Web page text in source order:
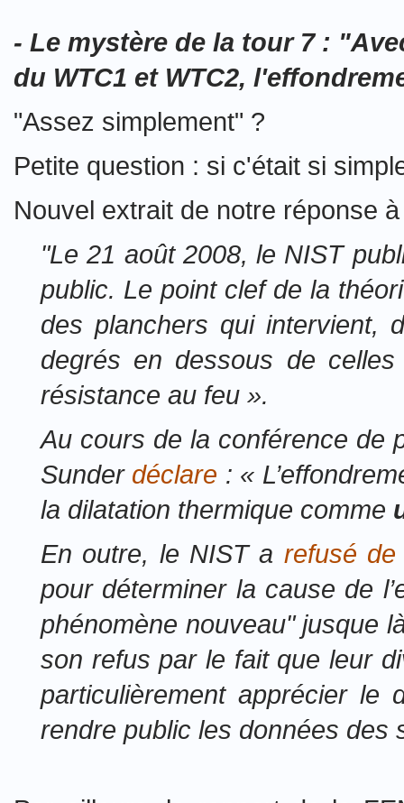
- Le mystère de la tour 7 :
du WTC1 et WTC2,
"Assez simplement" ?
Petite question : si c'était si
Nouvel extrait de notre réponse
"Le 21 août 2008, le NIST
public. Le point clef de la
des planchers qui intervient,
degrés en dessous de
résistance au feu ».
Au cours de la conférence de
Sunder déclare : «
la dilatation thermique comme
En outre, le NIST a refusé
pour déterminer la cause de
phénomène nouveau" jusque
son refus par le fait que leur
particulièrement apprécier le
rendre public les données des